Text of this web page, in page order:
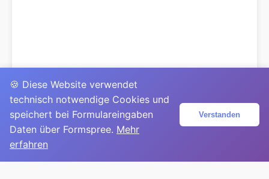
🍪 Diese Website verwendet
technisch notwendige Cookies und
speichert bei Formulareingaben
Daten über Formspree. Mehr
erfahren
Verstanden